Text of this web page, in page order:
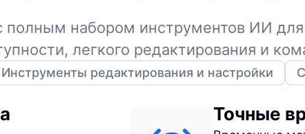
полным набором инструментов ИИ
легкого редактирования и
Инструменты редактирования и настройки
Точные